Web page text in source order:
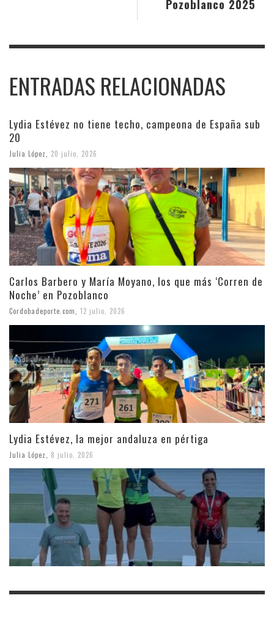
Pozoblanco 2025
ENTRADAS RELACIONADAS
Lydia Estévez no tiene techo, campeona de España sub
20
Julia López 20 julio, 2026
Carlos Barbero y María Moyano, los que más ‘Corren de
Noche’ en Pozoblanco
Cordobadeporte.com 12 julio, 2026
Lydia Estévez, la mejor andaluza en pértiga
Julia López 8 julio, 2026